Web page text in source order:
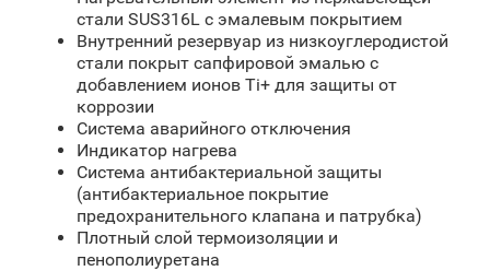
стали SUS316L с эмалевым покрытием
Внутренний резервуар из низкоуглеродистой
стали покрыт сапфировой эмалью с
добавлением ионов Ti+ для защиты от
коррозии
Система аварийного отключения
Индикатор нагрева
Система антибактериальной защиты
(антибактериальное покрытие
предохранительного клапана и патрубка)
Плотный слой термоизоляции и
пенополиуретана